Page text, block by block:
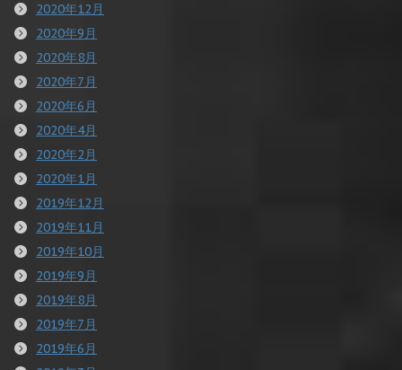
2020年12月
2020年9月
2020年8月
2020年7月
2020年6月
2020年4月
2020年2月
2020年1月
2019年12月
2019年11月
2019年10月
2019年9月
2019年8月
2019年7月
2019年6月